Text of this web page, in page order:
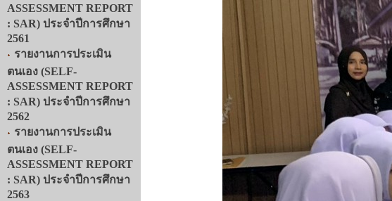
ASSESSMENT REPORT
: SAR) ประจำปีการศึกษา
2561
รายงานการประเมิน
ตนเอง (SELF-
ASSESSMENT REPORT
: SAR) ประจำปีการศึกษา
2562
รายงานการประเมิน
ตนเอง (SELF-
ASSESSMENT REPORT
: SAR) ประจำปีการศึกษา
2563